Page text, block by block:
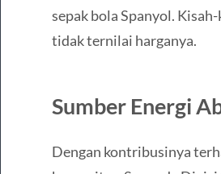
sepak bola Spanyol.
tidak ternilai harganya.
Sumber Energi
Dengan kontribusinya